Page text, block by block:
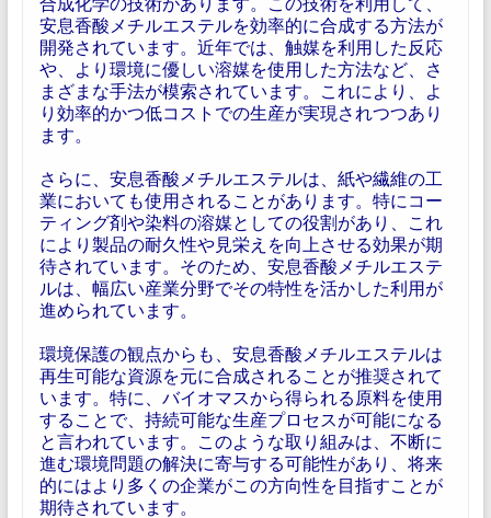
安息香酸メチルエステルを効率的に合成する方法が
開発されています。近年では、触媒を利用した反応
や、より環境に優しい溶媒を使用した方法など、さ
まざまな手法が模索されています。これにより、よ
り効率的かつ低コストでの生産が実現されつつあり
ます。
さらに、安息香酸メチルエステルは、紙や繊維の工
業においても使用されることがあります。特にコー
ティング剤や染料の溶媒としての役割があり、これ
により製品の耐久性や見栄えを向上させる効果が期
待されています。そのため、安息香酸メチルエステ
ルは、幅広い産業分野でその特性を活かした利用が
進められています。
環境保護の観点からも、安息香酸メチルエステルは
再生可能な資源を元に合成されることが推奨されて
います。特に、バイオマスから得られる原料を使用
することで、持続可能な生産プロセスが可能になる
と言われています。このような取り組みは、不断に
進む環境問題の解決に寄与する可能性があり、将来
的にはより多くの企業がこの方向性を目指すことが
期待されています。